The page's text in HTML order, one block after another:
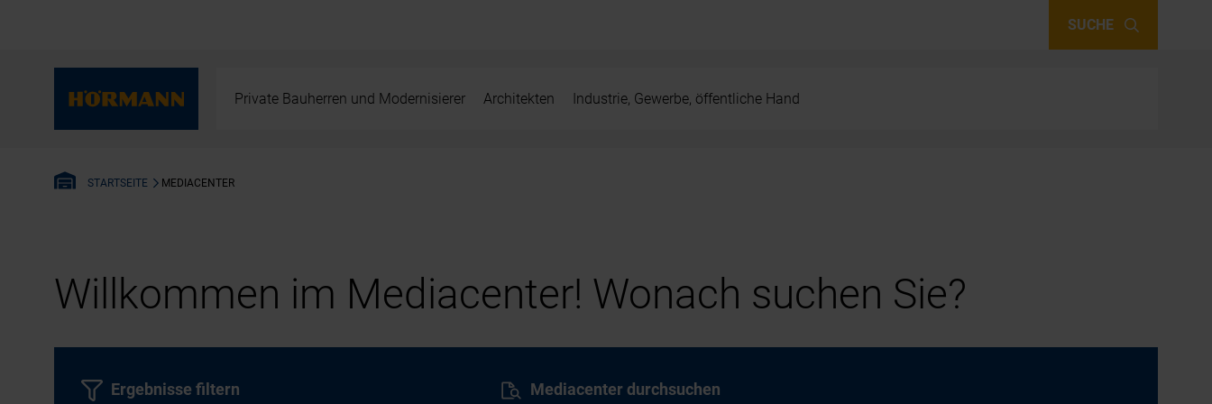
SUCHE
Private Bauherren und Modernisierer Architekten Industrie, Gewerbe, öffentliche Hand
STARTSEITE MEDIACENTER
Willkommen im Mediacenter! Wonach suchen Sie?
Mediacenter durchsuchen
Ergebnisse filtern